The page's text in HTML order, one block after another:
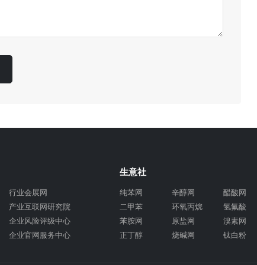
行业会展网
产业互联网研究院
企业风险评级中心
企业官网服务中心
生意社
纯苯网
二甲苯
苯胺网
正丁醇
辛醇网
环氧丙烷
原盐网
烧碱网
醋酸网
氢氟酸
溴素网
钛白粉